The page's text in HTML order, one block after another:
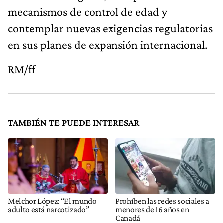
mecanismos de control de edad y
contemplar nuevas exigencias regulatorias
en sus planes de expansión internacional.
RM/ff
TAMBIÉN TE PUEDE INTERESAR
Melchor López: “El mundo
adulto está narcotizado”
Prohíben las redes sociales a
menores de 16 años en
Canadá